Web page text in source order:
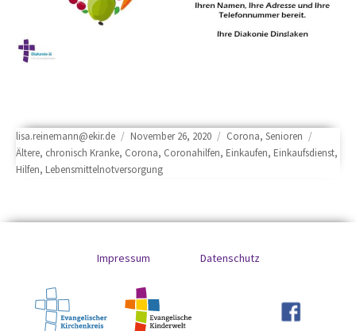
Author
lisa.reinemann@ekir.de
Posted
on
November 26, 2020 Categories
Corona, Senioren
Ältere, chronisch Kranke, Corona, Coronahilfen, Einkaufen, Einkaufsdienst,
Hilfen, Lebensmittelnotversorgung
Impressum Datenschutz